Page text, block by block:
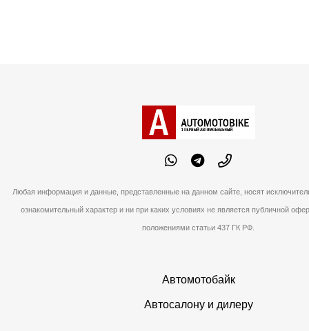
Любая информация и данные, представленные на данном сайте, носят
ознакомительный характер и ни при каких условиях не является публичной
положениями статьи 437 ГК РФ.
Автомотобайк
Автосалону и дилеру